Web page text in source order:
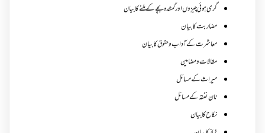
گری ہوئی چیزوں اورگمشدہ بچے کے ملنے کا بیان
مضاربت کا بیان
معاشرت کے آداب و حقوق کا بیان
مقالات ومضامین
میراث کے مسائل
نان نفقہ کے مسائل
نکاح کا بیان